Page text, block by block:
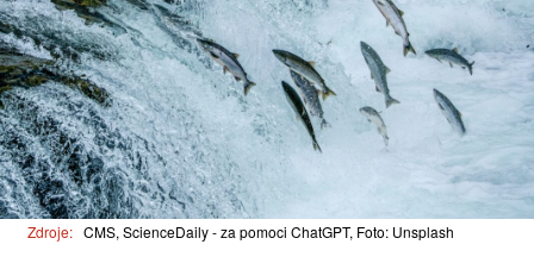
Zdroje: CMS, ScienceDaily - za pomoci ChatGPT, Foto: Unsplash